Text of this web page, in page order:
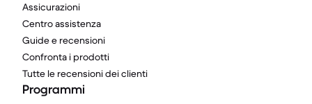
Assicurazioni
Centro assistenza
Guide e recensioni
Confronta i prodotti
Tutte le recensioni dei clienti
Programmi